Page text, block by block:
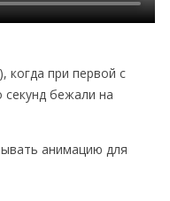
), когда при первой с
бежали на
анимацию для